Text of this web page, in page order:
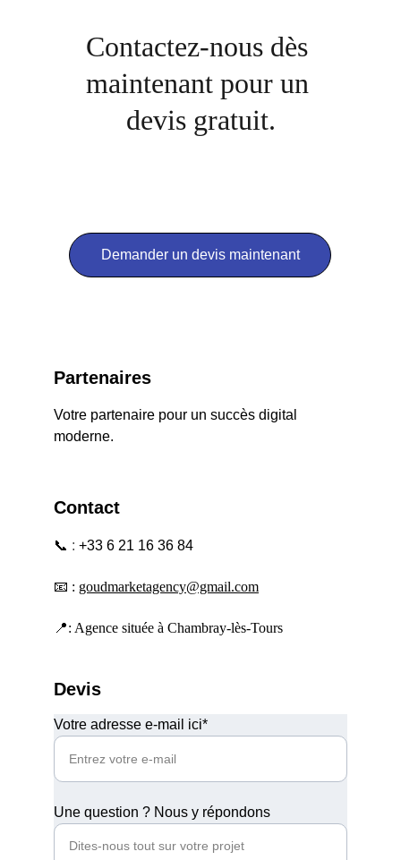
Contactez-nous dès
maintenant pour un
devis gratuit.
Demander un devis maintenant
Partenaires
Votre partenaire pour un succès digital
moderne.
Contact
Devis
📧 : goudmarketagency@gmail.com
📞 : +33 6 21 16 36 84
Votre adresse e-mail ici*
Une question ? Nous y répondons
📍: Agence située à Chambray-lès-Tours